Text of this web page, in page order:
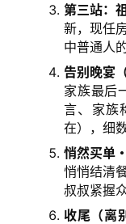
第三站：
新，现任
中普通人
告别晚宴
家族最后
言、家族
在），细
悄然买单
悄悄结清
叔叔紧握
收尾（离